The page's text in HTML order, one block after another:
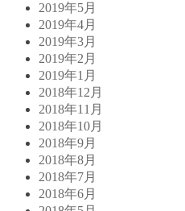
2019年5月
2019年4月
2019年3月
2019年2月
2019年1月
2018年12月
2018年11月
2018年10月
2018年9月
2018年8月
2018年7月
2018年6月